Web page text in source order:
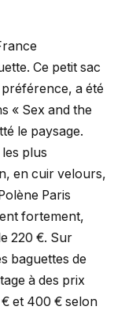
Ce petit sac
a été
« Sex and the
le paysage.
plus
en cuir velours,
Paris
fortement,
220 €. Sur
baguettes de
à des prix
et 400 € selon